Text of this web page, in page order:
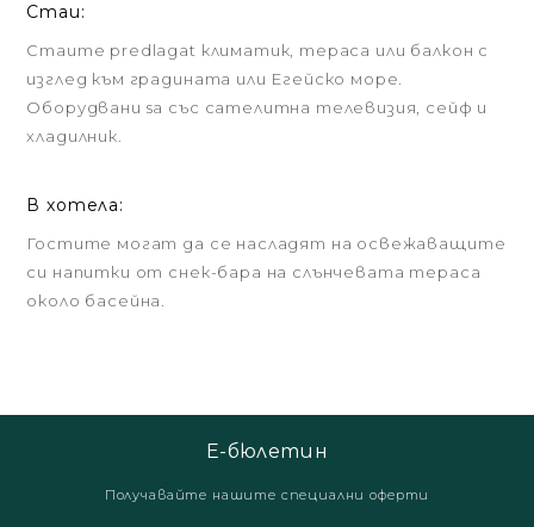
Стаи:
Стаите predlagat климатик, тераса или балкон с
изглед към градината или Егейско море.
Oборудвани sa със сателитна телевизия, сейф и
хладилник.
В хотела:
Гостите могат да се насладят на освежаващите
си напитки от снек-бара на слънчевата тераса
около басейна.
Е-бюлетин
Получавайте нашите специални оферти